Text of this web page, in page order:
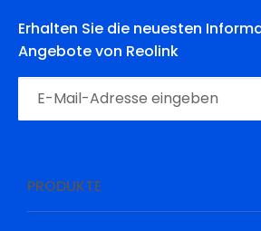
Erhalten Sie die neuesten
Angebote von Reolink
PRODUKTE